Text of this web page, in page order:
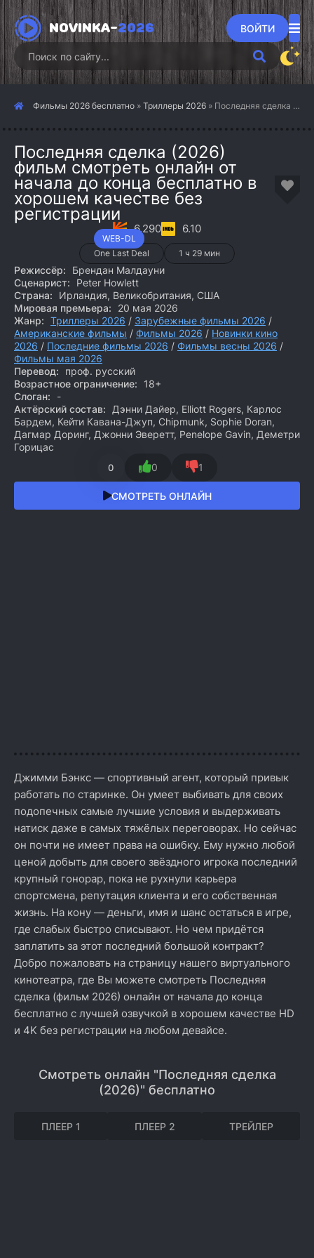
NOVINKA-2026 ВОЙТИ
Фильмы 2026 бесплатно » Триллеры 2026 » Последняя сделка (2026)
Последняя сделка (2026)
фильм смотреть онлайн от
начала до конца бесплатно в
хорошем качестве без
регистрации
WEB-DL
6.290 6.10
One Last Deal 1 ч 29 мин
Режиссёр:
Брендан Малдауни
Сценарист:
Peter Howlett
Страна:
Ирландия, Великобритания, США
Мировая премьера:
20 мая 2026
Жанр: Триллеры 2026 / Зарубежные фильмы 2026 /
Американские фильмы / Фильмы 2026 / Новинки кино
2026 / Последние фильмы 2026 / Фильмы весны 2026 /
Фильмы мая 2026
Перевод:
проф. русский
Возрастное ограничение:
18+
Слоган:
-
Актёрский состав:
Дэнни Дайер, Elliott Rogers, Карлос
Бардем, Кейти Кавана-Джуп, Chipmunk, Sophie Doran,
Дагмар Доринг, Джонни Эверетт, Penelope Gavin, Деметри
Горицас
0 0 1
СМОТРЕТЬ ОНЛАЙН
Джимми Бэнкс — спортивный агент, который привык
работать по старинке. Он умеет выбивать для своих
подопечных самые лучшие условия и выдерживать
натиск даже в самых тяжёлых переговорах. Но сейчас
он почти не имеет права на ошибку. Ему нужно любой
ценой добыть для своего звёздного игрока последний
крупный гонорар, пока не рухнули карьера
спортсмена, репутация клиента и его собственная
жизнь. На кону — деньги, имя и шанс остаться в игре,
где слабых быстро списывают. Но чем придётся
заплатить за этот последний большой контракт?
Добро пожаловать на страницу нашего виртуального
кинотеатра, где Вы можете смотреть Последняя
сделка (фильм 2026) онлайн от начала до конца
бесплатно с лучшей озвучкой в хорошем качестве HD
и 4K без регистрации на любом девайсе.
Смотреть онлайн "Последняя сделка
(2026)" бесплатно
ПЛЕЕР 1 ПЛЕЕР 2 ТРЕЙЛЕР